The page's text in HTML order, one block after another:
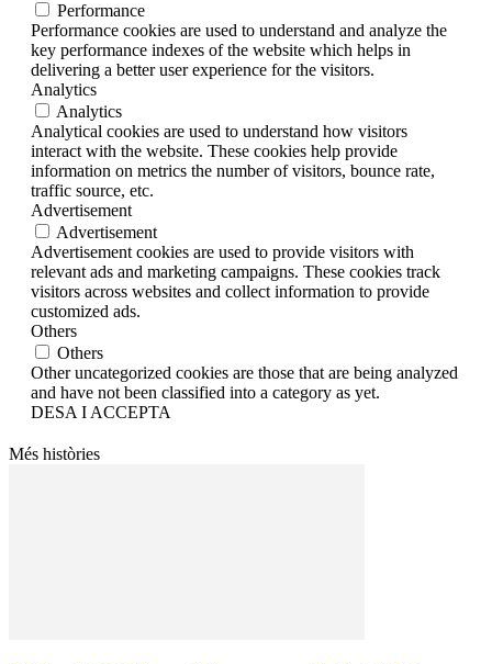
Performance
Performance cookies are used to understand and analyze the
key performance indexes of the website which helps in
delivering a better user experience for the visitors.
Analytics
Analytics
Analytical cookies are used to understand how visitors
interact with the website. These cookies help provide
information on metrics the number of visitors, bounce rate,
traffic source, etc.
Advertisement
Advertisement
Advertisement cookies are used to provide visitors with
relevant ads and marketing campaigns. These cookies track
visitors across websites and collect information to provide
customized ads.
Others
Others
Other uncategorized cookies are those that are being analyzed
and have not been classified into a category as yet.
DESA I ACCEPTA
Més històries